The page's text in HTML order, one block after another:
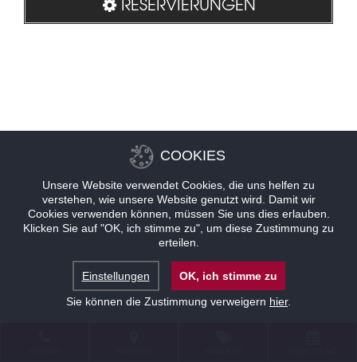
COOKIES
Unsere Website verwendet Cookies, die uns helfen zu
verstehen, wie unsere Website genutzt wird. Damit wir
Cookies verwenden können, müssen Sie uns dies erlauben.
Klicken Sie auf "OK, ich stimme zu", um diese Zustimmung zu
erteilen.
Einstellungen
OK, ich stimme zu
Sie können die Zustimmung verweigern hier.